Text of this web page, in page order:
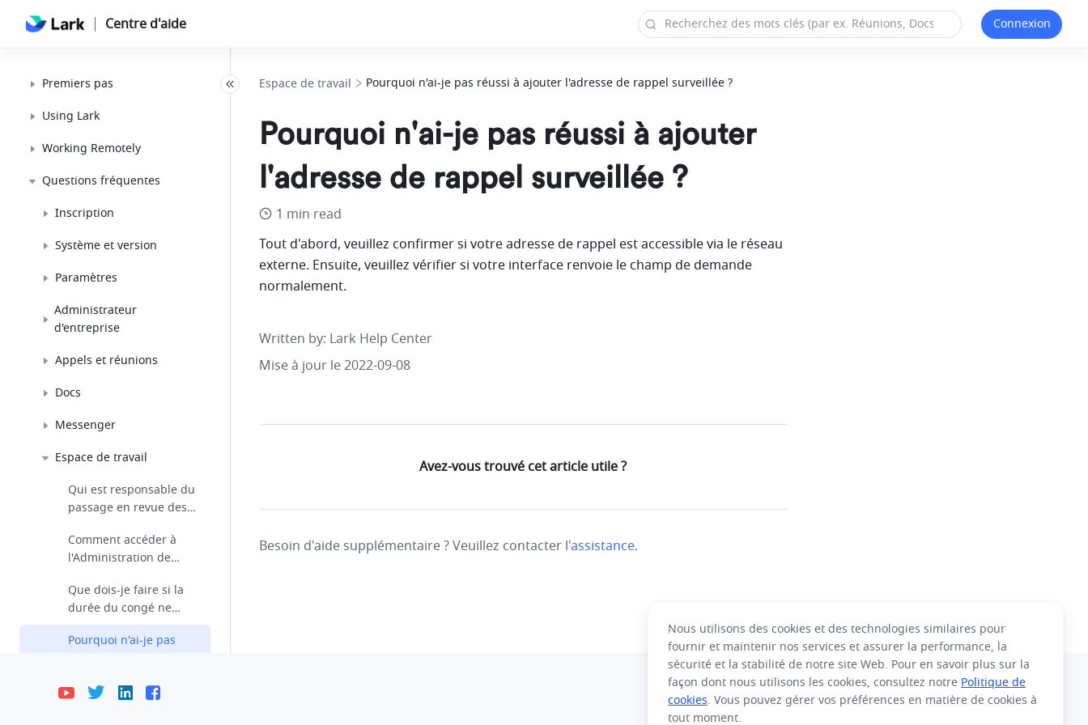
Centre d'aide Connexion
Premiers pas
Using Lark
Working Remotely
Questions fréquentes
Inscription
Système et version
Paramètres
Administrateur
d'entreprise
Appels et réunions
Docs
Messenger
Espace de travail
Qui est responsable du
passage en revue des
Comment accéder à
l'Administration de
l'Administration
d'approbation ?
Que dois-je faire si la
durée du congé ne
s'affiche pas
correctement ?
Pourquoi n'ai-je pas
surveillée ?
Quelle est la limite de
Espace de travail Pourquoi n'ai-je pas réussi à ajouter l'adresse de rappel surveillée ?
Pourquoi n'ai-je pas réussi à ajouter
l'adresse de rappel surveillée ?
1 min read
Tout d'abord, veuillez confirmer si votre adresse de rappel est accessible via le réseau
externe. Ensuite, veuillez vérifier si votre interface renvoie le champ de demande
normalement.
Written by: Lark Help Center
Mise à jour le 2022-09-08
Avez-vous trouvé cet article utile ?
Besoin d'aide supplémentaire ? Veuillez contacter l'assistance.
Français
Nous utilisons des cookies et des technologies similaires pour
fournir et maintenir nos services et assurer la performance, la
sécurité et la stabilité de notre site Web. Pour en savoir plus sur la
façon dont nous utilisons les cookies, consultez notre Politique de
cookies. Vous pouvez gérer vos préférences en matière de cookies à
tout moment.